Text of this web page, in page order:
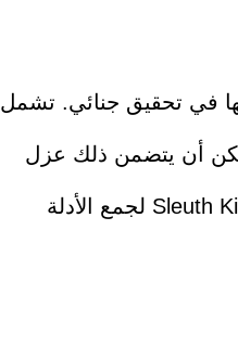
في تحقيق جنائي. تشمل
أن يتضمن ذلك عزل
يجب استخدام أدوات متخصصة مثل EnCase، FTK (Forensic Toolkit)، وSleuth Kit لجمع الأدلة